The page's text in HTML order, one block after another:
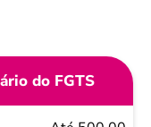
do FGTS